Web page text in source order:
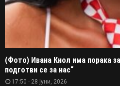
(Фото) Ивана Кнол има порака
подготви се за нас“
17:50 - 28 јуни, 2026